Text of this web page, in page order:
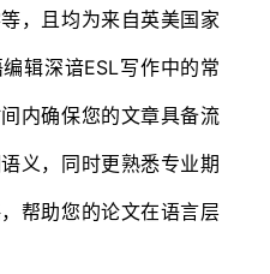
，且均为来自英美国家
辑深谙ESL写作中的常
内确保您的文章具备流
义，同时更熟悉专业期
帮助您的论文在语言层